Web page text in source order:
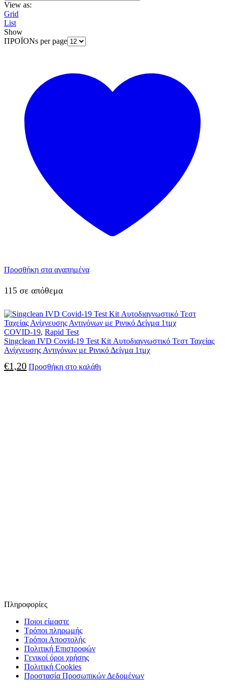
View as:
Grid
List
Show
ΠΡΟΪΟΝs per page
Προσθήκη στα αγαπημένα
115 σε απόθεμα
COVID-19, Rapid Test
Singclean IVD Covid-19 Test Kit Αυτοδιαγνωστικό Τεστ Ταχείας
Ανίχνευσης Αντιγόνων με Ρινικό Δείγμα 1τμχ
€1,20 Προσθήκη στο καλάθι
Πληροφορίες
Ποιοι είμαστε
Τρόποι πληρωμής
Τρόποι Αποστολής
Πολιτική Επιστροφών
Γενικοί όροι χρήσης
Πολιτική Cookies
Προστασία Προσωπικών Δεδομένων